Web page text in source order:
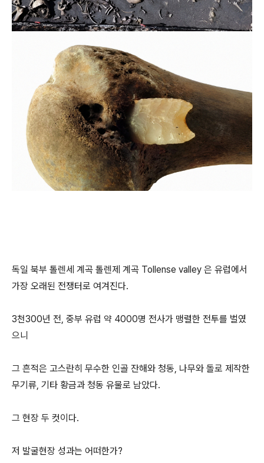
독일 북부 톨렌세 계곡 톨렌제 계곡 Tollense valley 은 유럽에서
가장 오래된 전쟁터로 여겨진다.
3천300년 전, 중부 유럽 약 4000명 전사가 맹렬한 전투를 벌였
으니
그 흔적은 고스란히 무수한 인골 잔해와 청동, 나무와 돌로 제작한
무기류, 기타 황금과 청동 유물로 남았다.
그 현장 두 컷이다.
저 발굴현장 성과는 어떠한가?